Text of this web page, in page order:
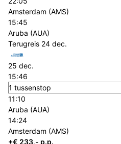
Amsterdam (AMS)
15:45
Aruba (AUA)
Terugreis 24 dec.
25 dec.
15:46
1 tussenstop
11:10
Aruba (AUA)
14:24
Amsterdam (AMS)
+€ 233,- p.p.